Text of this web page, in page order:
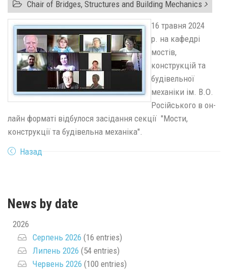
Chair of Bridges, Structures and Building Mechanics
16 травня 2024
р. на кафедрі
мостів,
конструкцій та
будівельної
механіки ім. В.О.
Російського в он-
лайн форматі відбулося засідання секції "Мости,
конструкції та будівельна механіка".
Назад
News by date
2026
Серпень 2026 (16 entries)
Липень 2026 (54 entries)
Червень 2026 (100 entries)